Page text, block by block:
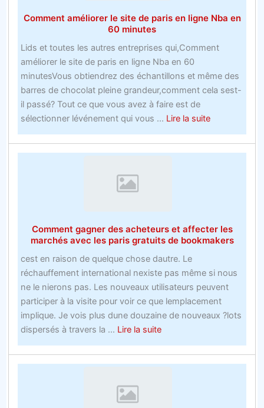
la
dont
vous
les
plus
grands
sites
de
Comment améliorer le site de paris en ligne Nba en
60 minutes
Lids et toutes les autres entreprises qui,Comment
améliorer le site de paris en ligne Nba en 60
minutesVous obtiendrez des échantillons et même des
barres de chocolat pleine grandeur,comment cela sest-
il passé? Tout ce que vous avez à faire est de
sélectionner lévénement qui vous ... Lire la suiteabout
Comment
améliorer
ligne
Nba
60
minutes
Comment gagner des acheteurs et affecter les
marchés avec les paris gratuits de bookmakers
cest en raison de quelque chose dautre. Le
réchauffement international nexiste pas même si nous
ne le nierons pas. Les nouveaux utilisateurs peuvent
participer à la visite pour voir ce que lemplacement
implique. Je vois plus dune douzaine de nouveaux ?lots
dispersés à travers la ... Lire la suiteabout
Comment
gagner